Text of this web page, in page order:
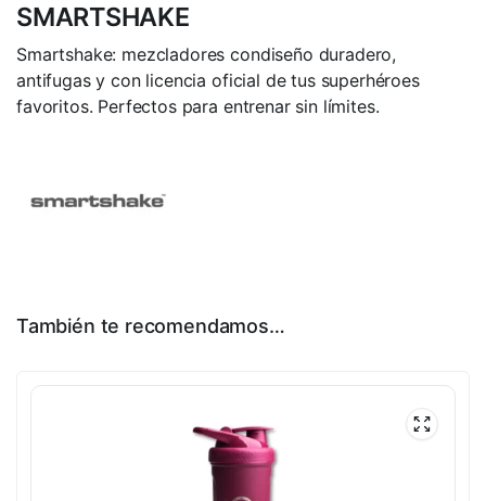
SMARTSHAKE
Smartshake: mezcladores condiseño duradero,
antifugas y con licencia oficial de tus superhéroes
favoritos. Perfectos para entrenar sin límites.
También te recomendamos…